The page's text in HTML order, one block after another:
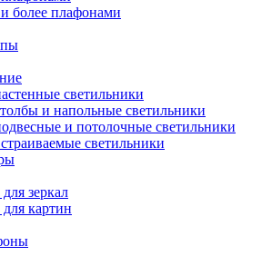
более плафонами
светильники
и напольные светильники
и потолочные светильники
светильники
зеркал
картин